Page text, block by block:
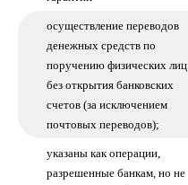
осуществление переводов
денежных средств по
поручению физических лиц
без открытия банковских
счетов (за исключением
почтовых переводов);
указаны как операции,
разрешенные банкам, но не